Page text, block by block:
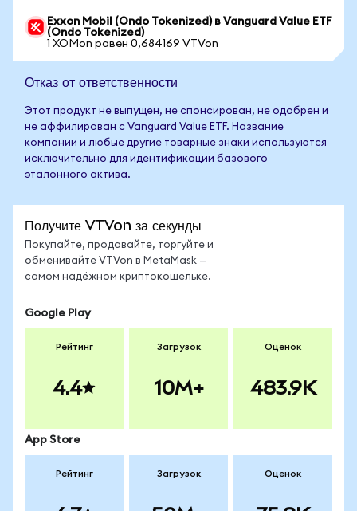
Exxon Mobil (Ondo Tokenized) в Vanguard Value ETF
(Ondo Tokenized)
1 XOMon равен 0,684169 VTVon
Отказ от ответственности
Этот продукт не выпущен, не спонсирован, не одобрен и
не аффилирован с Vanguard Value ETF. Название
компании и любые другие товарные знаки используются
исключительно для идентификации базового
эталонного актива.
Получите VTVon за секунды
Покупайте, продавайте, торгуйте и
обменивайте VTVon в MetaMask —
самом надёжном криптокошельке.
Google Play
Рейтинг
4.4
Загрузок
10M+
Оценок
483.9K
App Store
Рейтинг Загрузок Оценок